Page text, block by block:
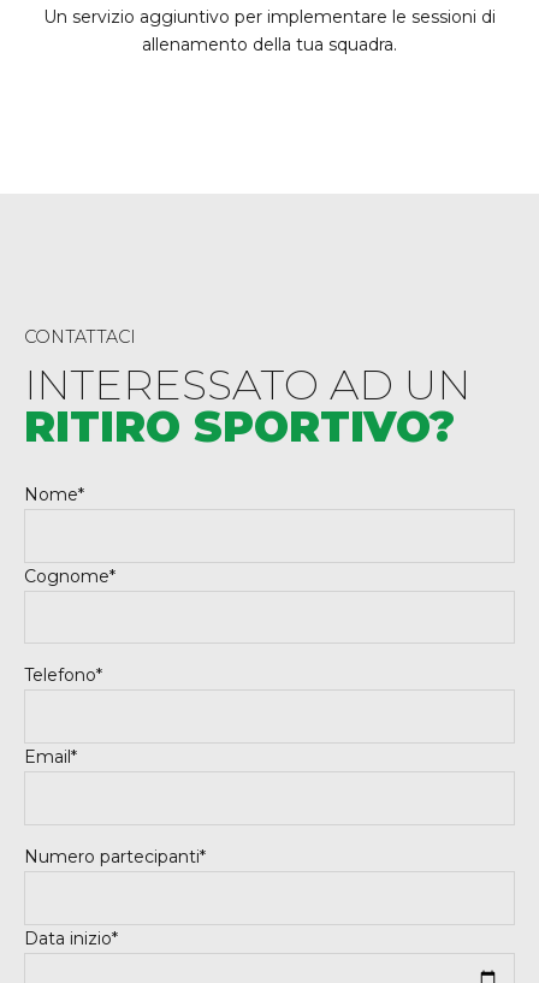
Un servizio aggiuntivo per implementare le sessioni di
allenamento della tua squadra.
CONTATTACI
INTERESSATO AD UN
RITIRO SPORTIVO?
Nome*
Cognome*
Telefono*
Email*
Numero partecipanti*
Data inizio*